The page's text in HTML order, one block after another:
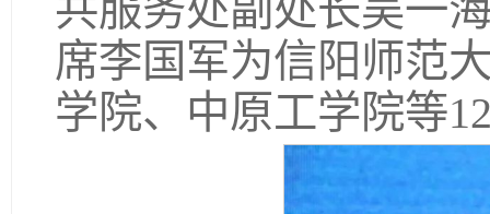
共服务处副处长吴一
席李国军为信阳师范
学院、中原工学院等